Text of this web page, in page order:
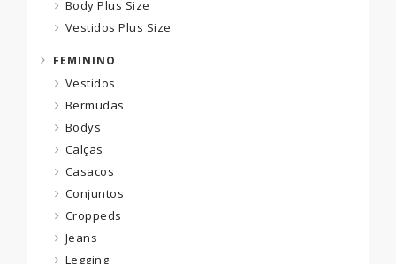
Body Plus Size
Vestidos Plus Size
FEMININO
Vestidos
Bermudas
Bodys
Calças
Casacos
Conjuntos
Croppeds
Jeans
Legging